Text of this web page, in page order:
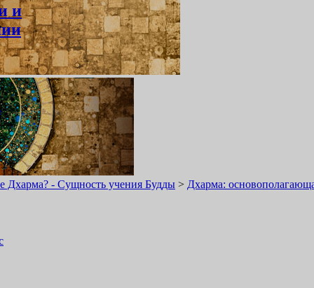
Дхарма? - Сущность учения Будды > Дхарма:
и